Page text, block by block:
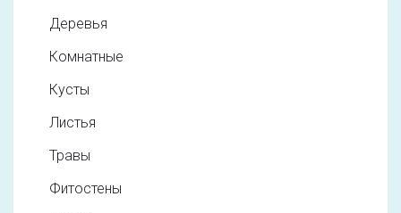
Деревья
Комнатные
Кусты
Листья
Травы
Фитостены